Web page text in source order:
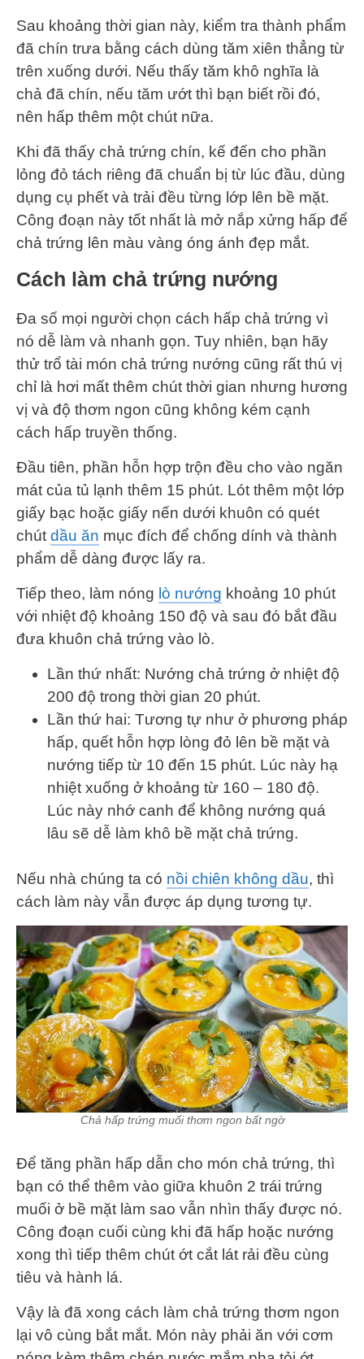
Sau khoảng thời gian này, kiểm tra thành phẩm
đã chín trưa bằng cách dùng tăm xiên thẳng từ
trên xuống dưới. Nếu thấy tăm khô nghĩa là
chả đã chín, nếu tăm ướt thì bạn biết rồi đó,
nên hấp thêm một chút nữa.
Khi đã thấy chả trứng chín, kế đến cho phần
lỏng đỏ tách riêng đã chuẩn bị từ lúc đầu, dùng
dụng cụ phết và trải đều từng lớp lên bề mặt.
Công đoạn này tốt nhất là mở nắp xửng hấp để
chả trứng lên màu vàng óng ánh đẹp mắt.
Cách làm chả trứng nướng
Đa số mọi người chọn cách hấp chả trứng vì
nó dễ làm và nhanh gọn. Tuy nhiên, bạn hãy
thử trổ tài món chả trứng nướng cũng rất thú vị
chỉ là hơi mất thêm chút thời gian nhưng hương
vị và độ thơm ngon cũng không kém cạnh
cách hấp truyền thống.
Đầu tiên, phần hỗn hợp trộn đều cho vào ngăn
mát của tủ lạnh thêm 15 phút. Lót thêm một lớp
giấy bạc hoặc giấy nến dưới khuôn có quét
chút dầu ăn mục đích để chống dính và thành
phẩm dễ dàng được lấy ra.
Tiếp theo, làm nóng lò nướng khoảng 10 phút
với nhiệt độ khoảng 150 độ và sau đó bắt đầu
đưa khuôn chả trứng vào lò.
Lần thứ nhất: Nướng chả trứng ở nhiệt độ
200 độ trong thời gian 20 phút.
Lần thứ hai: Tương tự như ở phương pháp
hấp, quết hỗn hợp lòng đỏ lên bề mặt và
nướng tiếp từ 10 đến 15 phút. Lúc này hạ
nhiệt xuống ở khoảng từ 160 – 180 độ.
Lúc này nhớ canh để không nướng quá
lâu sẽ dễ làm khô bề mặt chả trứng.
Nếu nhà chúng ta có nồi chiên không dầu, thì
cách làm này vẫn được áp dụng tương tự.
Chả hấp trứng muối thơm ngon bất ngờ
Để tăng phần hấp dẫn cho món chả trứng, thì
bạn có thể thêm vào giữa khuôn 2 trái trứng
muối ở bề mặt làm sao vẫn nhìn thấy được nó.
Công đoạn cuối cùng khi đã hấp hoặc nướng
xong thì tiếp thêm chút ớt cắt lát rải đều cùng
tiêu và hành lá.
Vậy là đã xong cách làm chả trứng thơm ngon
lại vô cùng bắt mắt. Món này phải ăn với cơm